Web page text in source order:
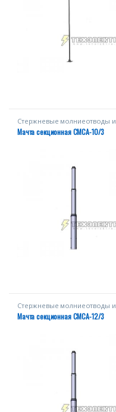
Стержневые молниеотводы и
мачты
Мачта секционная СМСА-10/3
Стержневые молниеотводы и
мачты
Мачта секционная СМСА-12/3